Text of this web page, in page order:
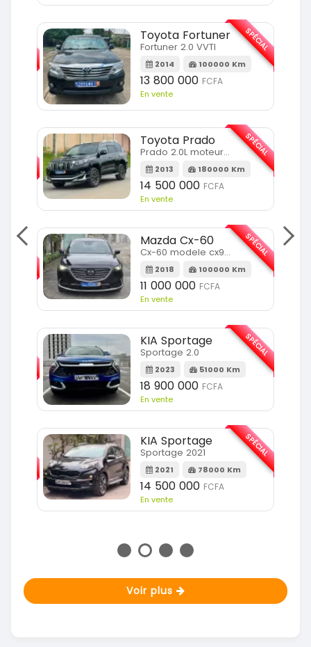
SPÉCIAL
Toyota Fortuner
Fortuner 2.0 VVTI
2014 100000 Km
13 800 000 FCFA
En vente
SPÉCIAL
Toyota Prado
Prado 2.0L moteur d4d
2013 180000 Km
14 500 000 FCFA
En vente
SPÉCIAL
Mazda Cx-60
Cx-60 modele cx9 full option
2018 100000 Km
11 000 000 FCFA
En vente
SPÉCIAL
KIA Sportage
Sportage 2.0
2023 51000 Km
18 900 000 FCFA
En vente
SPÉCIAL
KIA Sportage
Sportage 2021
2021 78000 Km
14 500 000 FCFA
En vente
SPÉCIAL
Voir plus